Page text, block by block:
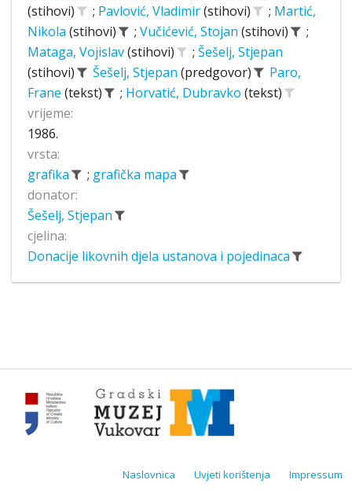
(stihovi)
; Pavlović, Vladimir(stihovi) ; Martić,
Nikola (stihovi) ; Vučićević, Stojan (stihovi)
;
Mataga, Vojislav(stihovi) ; Šešelj, Stjepan
(stihovi)
Šešelj, Stjepan (predgovor)
Paro,
Frane (tekst) ; Horvatić, Dubravko (tekst)
vrijeme:
1986.
vrsta:
grafika
; grafička mapa
donator:
Šešelj, Stjepan
cjelina:
Donacije likovnih djela ustanova i pojedinaca
Naslovnica Uvjeti korištenja Impressum